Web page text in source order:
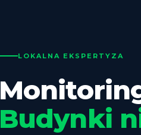
LOKALNA EKSPERTYZA
Budynki